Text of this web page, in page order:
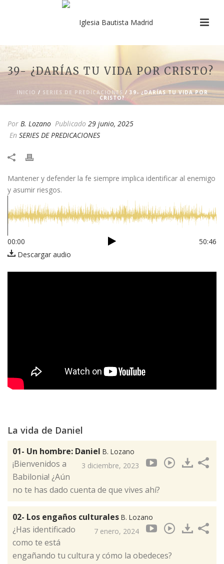
39- ¿DARÍAS TU VIDA POR CRISTO?
INICIO / SERIES DE PREDICACIONES / 39- ¿DARÍAS TU VIDA POR
CRISTO?
Por B. Lozano Publicado 29 junio, 2025
En SERIES DE PREDICACIONES
Mantener y defender la fe siempre implica identificar al enemigo
y asumir riesgos.
00:00
50:46
Descargar audio
La vida de Daniel
01- Un hombre: Daniel B. Lozano
3 diciembre, 2023
¡Bienvenidos a
Babilonia! ¿Aún
no te has dado cuenta de que vives ahí?
02- Los engaños culturales B. Lozano
7 enero, 2024
¿Has identificado
como te está
engañando tu cultura y cómo la obedeces?